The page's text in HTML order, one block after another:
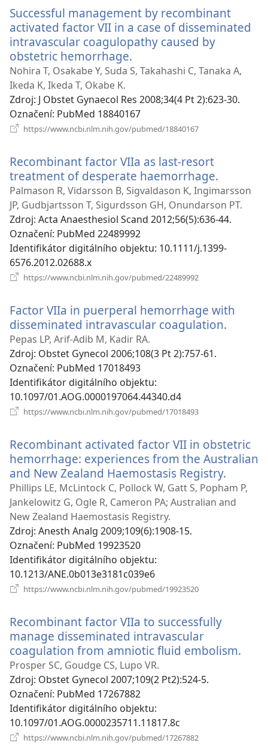
Successful management by recombinant
activated factor VII in a case of disseminated
intravascular coagulopathy caused by
obstetric hemorrhage.
nové
Nohira T, Osakabe Y, Suda S, Takahashi C, Tanaka A,
Ikeda K, Ikeda T, Okabe K.
Zdroj‎: J Obstet Gynaecol Res 2008;34(4 Pt 2):623-30.
Označení‎: PubMed 18840167
https://www.ncbi.nlm.nih.gov/pubmed/18840167
Recombinant factor VIIa as last-resort
treatment of desperate haemorrhage.
nové
okno)
Palmason R, Vidarsson B, Sigvaldason K, Ingimarsson
JP, Gudbjartsson T, Sigurdsson GH, Onundarson PT.
Zdroj‎: Acta Anaesthesiol Scand 2012;56(5):636-44.
Označení‎: PubMed 22489992
Identifikátor digitálního objektu‎: 10.1111/j.1399-
6576.2012.02688.x
https://www.ncbi.nlm.nih.gov/pubmed/22489992
Factor VIIa in puerperal hemorrhage with
disseminated intravascular coagulation.
Pepas LP, Arif-Adib M, Kadir RA.
Zdroj‎: Obstet Gynecol 2006;108(3 Pt 2):757-61.
Označení‎: PubMed 17018493
Identifikátor digitálního objektu‎:
10.1097/01.AOG.0000197064.44340.d4
https://www.ncbi.nlm.nih.gov/pubmed/17018493
Recombinant activated factor VII in obstetric
hemorrhage: experiences from the Australian
and New Zealand Haemostasis Registry.
nové
okno)
Phillips LE, McLintock C, Pollock W, Gatt S, Popham P,
Jankelowitz G, Ogle R, Cameron PA; Australian and
New Zealand Haemostasis Registry.
Zdroj‎: Anesth Analg 2009;109(6):1908-15.
Označení‎: PubMed 19923520
Identifikátor digitálního objektu‎:
10.1213/ANE.0b013e3181c039e6
https://www.ncbi.nlm.nih.gov/pubmed/19923520
Recombinant factor VIIa to successfully
manage disseminated intravascular
coagulation from amniotic fluid embolism.
Prosper SC, Goudge CS, Lupo VR.
Zdroj‎: Obstet Gynecol 2007;109(2 Pt2):524-5.
Označení‎: PubMed 17267882
Identifikátor digitálního objektu‎:
10.1097/01.AOG.0000235711.11817.8c
https://www.ncbi.nlm.nih.gov/pubmed/17267882